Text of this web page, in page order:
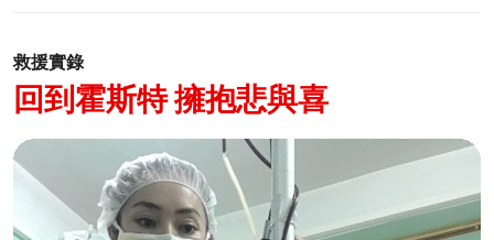
救援實錄
回到霍斯特 擁抱悲與喜